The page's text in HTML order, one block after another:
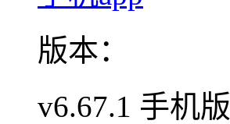
版本：
v6.67.1 手机版